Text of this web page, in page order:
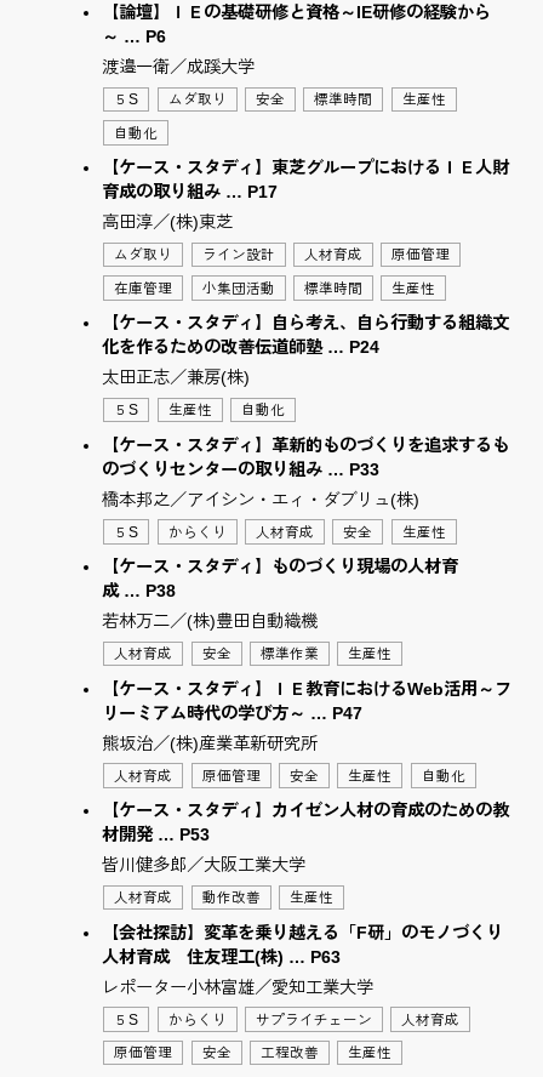
【論壇】ＩＥの基礎研修と資格～IE研修の経験から
～ … P6
渡邉一衛／成蹊大学
５S ムダ取り 安全 標準時間 生産性
自動化
【ケース・スタディ】東芝グループにおけるＩＥ人財
育成の取り組み … P17
高田淳／(株)東芝
ムダ取り ライン設計 人材育成 原価管理
在庫管理 小集団活動 標準時間 生産性
【ケース・スタディ】自ら考え、自ら行動する組織文
化を作るための改善伝道師塾 … P24
太田正志／兼房(株)
５S 生産性 自動化
【ケース・スタディ】革新的ものづくりを追求するも
のづくりセンターの取り組み … P33
橋本邦之／アイシン・エィ・ダブリュ(株)
５S からくり 人材育成 安全 生産性
【ケース・スタディ】ものづくり現場の人材育
成 … P38
若林万二／(株)豊田自動織機
人材育成 安全 標準作業 生産性
【ケース・スタディ】ＩＥ教育におけるWeb活用～フ
リーミアム時代の学び方～ … P47
熊坂治／(株)産業革新研究所
人材育成 原価管理 安全 生産性 自動化
【ケース・スタディ】カイゼン人材の育成のための教
材開発 … P53
皆川健多郎／大阪工業大学
人材育成 動作改善 生産性
【会社探訪】変革を乗り越える「F研」のモノづくり
人材育成 住友理工(株) … P63
レポーター小林富雄／愛知工業大学
５S からくり サプライチェーン 人材育成
原価管理 安全 工程改善 生産性